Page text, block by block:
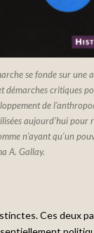
se fonde sur une
démarches critiques
de
aujourd’hui pour
n’ayant qu’un
A. Gallay.
Ces deux